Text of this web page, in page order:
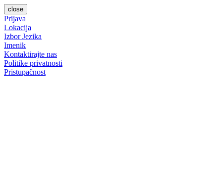
close
Prijava
Lokacija
Izbor Jezika
Imenik
Kontaktirajte nas
Politike privatnosti
Pristupačnost